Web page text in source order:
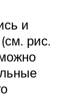
и
рис.